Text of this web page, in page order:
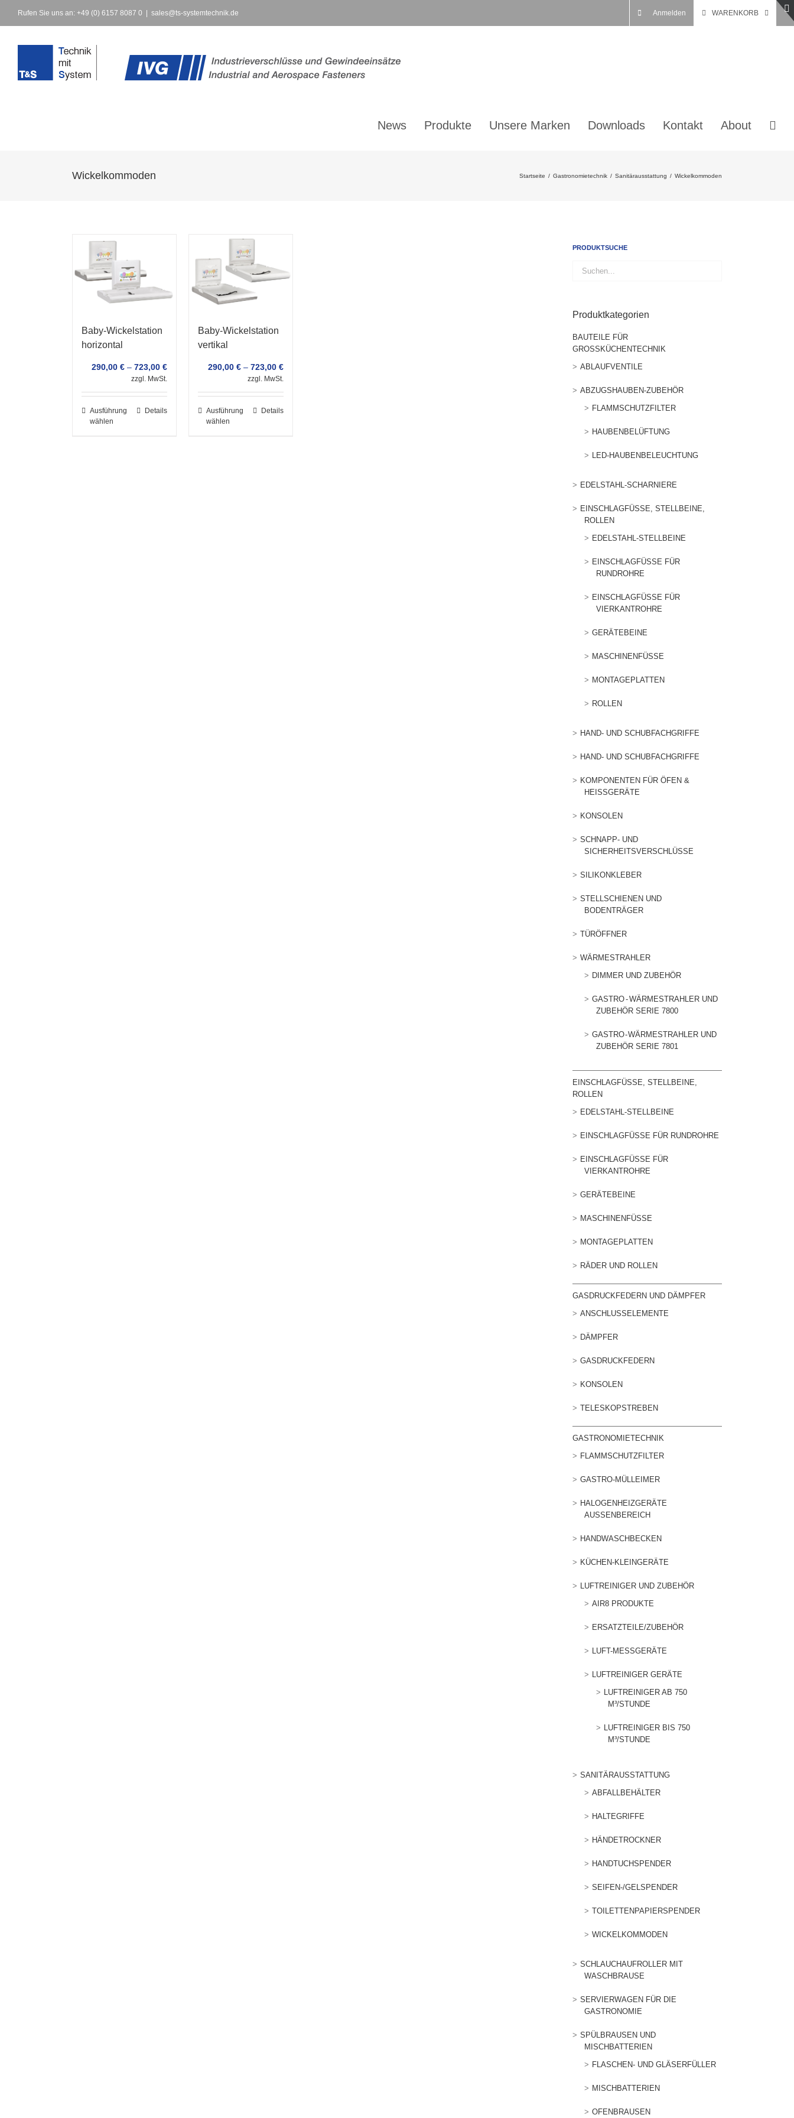
Rufen Sie uns an: +49 (0) 6157 8087 0 sales@ts-systemtechnik.de Anmelden WARENKORB
News Produkte Unsere Marken Downloads Kontakt About
Wickelkommoden Startseite / Gastronomietechnik / Sanitärausstattung / Wickelkommoden
Baby-Wickelstation
horizontal
290,00 €– 723,00 €
zzgl. MwSt.
Ausführung
wählen
Details
Baby-Wickelstation
vertikal
290,00 €– 723,00 €
zzgl. MwSt.
Ausführung
wählen
Details
PRODUKTSUCHE
Produktkategorien
BAUTEILE FÜR
GROSSKÜCHENTECHNIK
ABLAUFVENTILE
ABZUGSHAUBEN-ZUBEHÖR
FLAMMSCHUTZFILTER
HAUBENBELÜFTUNG
LED-HAUBENBELEUCHTUNG
EDELSTAHL-SCHARNIERE
EINSCHLAGFÜSSE, STELLBEINE, R
OLLEN
EDELSTAHL-STELLBEINE
EINSCHLAGFÜSSE FÜR R
UNDROHRE
EINSCHLAGFÜSSE FÜR V
IERKANTROHRE
GERÄTEBEINE
MASCHINENFÜSSE
MONTAGEPLATTEN
ROLLEN
HAND- UND SCHUBFACHGRIFFE
HAND- UND SCHUBFACHGRIFFE
KOMPONENTEN FÜR ÖFEN &
HEISSGERÄTE
KONSOLEN
SCHNAPP- UND
SICHERHEITSVERSCHLÜSSE
SILIKONKLEBER
STELLSCHIENEN UND
BODENTRÄGER
TÜRÖFFNER
WÄRMESTRAHLER
DIMMER UND ZUBEHÖR
GASTRO - WÄRMESTRAHLER UND
ZUBEHÖR SERIE 7800
GASTRO - WÄRMESTRAHLER UND
ZUBEHÖR SERIE 7801
EINSCHLAGFÜSSE, STELLBEINE, R
OLLEN
EDELSTAHL-STELLBEINE
EINSCHLAGFÜSSE FÜR RUNDROHRE
EINSCHLAGFÜSSE FÜR V
IERKANTROHRE
GERÄTEBEINE
MASCHINENFÜSSE
MONTAGEPLATTEN
RÄDER UND ROLLEN
GASDRUCKFEDERN UND DÄMPFER
ANSCHLUSSELEMENTE
DÄMPFER
GASDRUCKFEDERN
KONSOLEN
TELESKOPSTREBEN
GASTRONOMIETECHNIK
FLAMMSCHUTZFILTER
GASTRO-MÜLLEIMER
HALOGENHEIZGERÄTE
AUSSENBEREICH
HANDWASCHBECKEN
KÜCHEN-KLEINGERÄTE
LUFTREINIGER UND ZUBEHÖR
AIR8 PRODUKTE
ERSATZTEILE/ZUBEHÖR
LUFT-MESSGERÄTE
LUFTREINIGER GERÄTE
LUFTREINIGER AB 750
M³/STUNDE
LUFTREINIGER BIS 750
M³/STUNDE
SANITÄRAUSSTATTUNG
ABFALLBEHÄLTER
HALTEGRIFFE
HÄNDETROCKNER
HANDTUCHSPENDER
SEIFEN-/GELSPENDER
TOILETTENPAPIERSPENDER
WICKELKOMMODEN
SCHLAUCHAUFROLLER MIT
WASCHBRAUSE
SERVIERWAGEN FÜR DIE
GASTRONOMIE
SPÜLBRAUSEN UND
MISCHBATTERIEN
FLASCHEN- UND GLÄSERFÜLLER
MISCHBATTERIEN
OFENBRAUSEN